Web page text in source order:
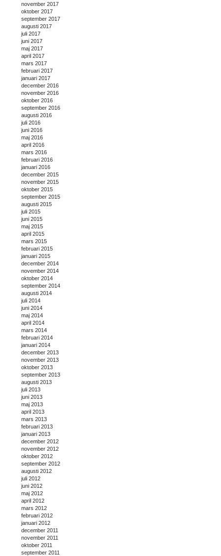
november 2017
oktober 2017
september 2017
augusti 2017
juli 2017
juni 2017
maj 2017
april 2017
mars 2017
februari 2017
januari 2017
december 2016
november 2016
oktober 2016
september 2016
augusti 2016
juli 2016
juni 2016
maj 2016
april 2016
mars 2016
februari 2016
januari 2016
december 2015
november 2015
oktober 2015
september 2015
augusti 2015
juli 2015
juni 2015
maj 2015
april 2015
mars 2015
februari 2015
januari 2015
december 2014
november 2014
oktober 2014
september 2014
augusti 2014
juli 2014
juni 2014
maj 2014
april 2014
mars 2014
februari 2014
januari 2014
december 2013
november 2013
oktober 2013
september 2013
augusti 2013
juli 2013
juni 2013
maj 2013
april 2013
mars 2013
februari 2013
januari 2013
december 2012
november 2012
oktober 2012
september 2012
augusti 2012
juli 2012
juni 2012
maj 2012
april 2012
mars 2012
februari 2012
januari 2012
december 2011
november 2011
oktober 2011
september 2011